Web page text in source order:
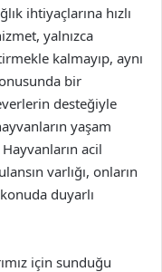
ihtiyaçlarına hızlı
yalnızca
kalmayıp, aynı
bir
desteğiyle
yaşam
acil
varlığı, onların
duyarlı
için sunduğu